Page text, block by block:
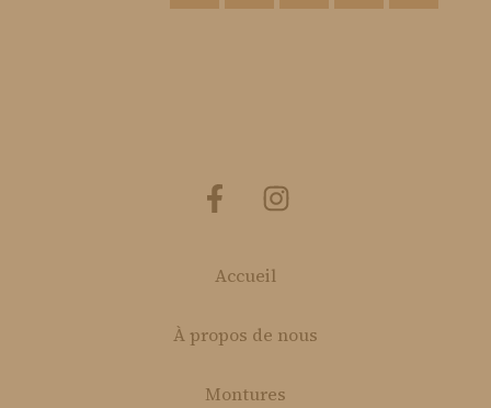
Accueil
À propos de nous
Montures